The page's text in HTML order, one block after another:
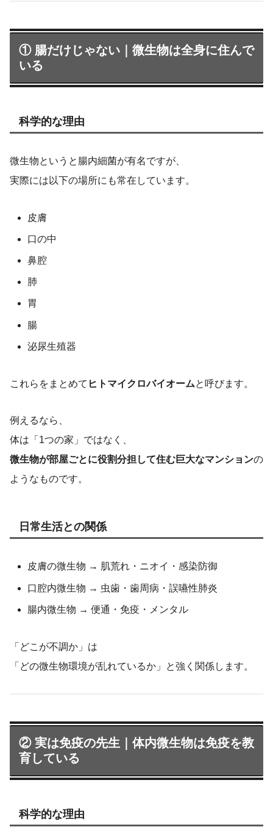
① 腸だけじゃない｜微生物は全身に住んで
いる
科学的な理由
微生物というと腸内細菌が有名ですが、
実際には以下の場所にも常在しています。
皮膚
口の中
鼻腔
肺
胃
腸
泌尿生殖器
これらをまとめて ヒトマイクロバイオームと呼びます。
例えるなら、
体は「1つの家」ではなく、
微生物が部屋ごとに役割分担して住む巨大なマンションの
ようなものです。
日常生活との関係
皮膚の微生物 → 肌荒れ・ニオイ・感染防御
口腔内微生物 → 虫歯・歯周病・誤嚥性肺炎
腸内微生物 → 便通・免疫・メンタル
「どこが不調か」は
「どの微生物環境が乱れているか」と強く関係します。
② 実は免疫の先生｜体内微生物は免疫を教
育している
科学的な理由